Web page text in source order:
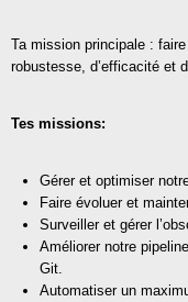
Ta mission principale :
robustesse, d’efficacité et
Tes missions:
Gérer et optimiser
Faire évoluer et
Surveiller et gérer
Améliorer notre
Git.
Automatiser un